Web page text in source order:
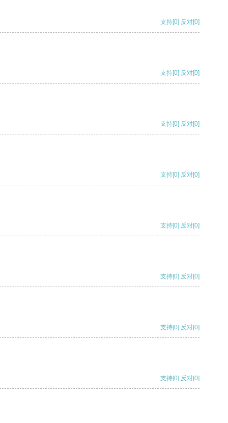
支持[0] 反对[0]
支持[0] 反对[0]
支持[0] 反对[0]
支持[0] 反对[0]
支持[0] 反对[0]
支持[0] 反对[0]
支持[0] 反对[0]
支持[0] 反对[0]